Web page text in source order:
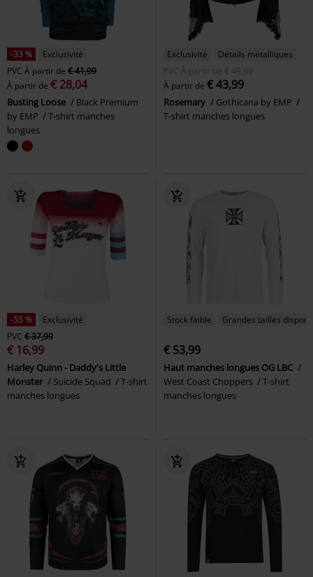
-33 %
Exclusivité
PVC À partir de € 41,99
À partir de € 28,04
Busting Loose
Black Premium
by EMP
T-shirt manches
longues
Exclusivité
Détails métalliques
PVC
À partir de € 49,99
À partir de € 43,99
Rosemary
Gothicana by EMP
T-shirt manches longues
-55 %
Exclusivité
PVC € 37,99
€ 16,99
Harley Quinn - Daddy's Little
Monster
Suicide Squad
T-shirt
manches longues
Stock faible Grandes tailles
€ 53,99
Haut manches longues OG LBC
West Coast Choppers
T-shirt
manches longues